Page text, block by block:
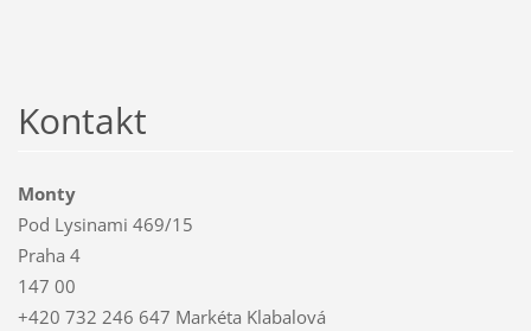
Kontakt
Monty
Pod Lysinami 469/15
Praha 4
147 00
+420 732 246 647 Markéta Klabalová